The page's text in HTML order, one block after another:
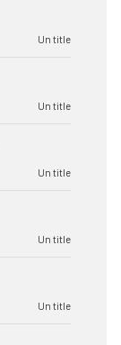
Un title
Un title
Un title
Un title
Un title